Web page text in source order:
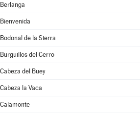
Berlanga
Bienvenida
Bodonal de la Sierra
Burguillos del Cerro
Cabeza del Buey
Cabeza la Vaca
Calamonte